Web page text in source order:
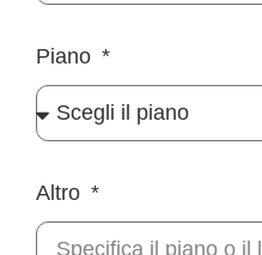
Piano
Altro